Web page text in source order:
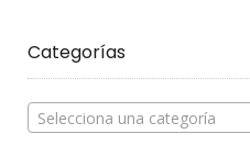
Categorías
Selecciona una categoría